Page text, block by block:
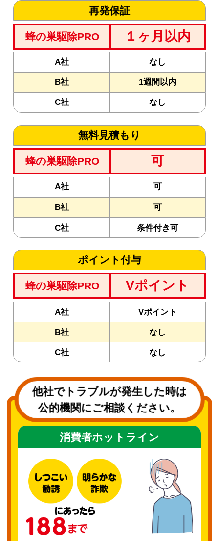
再発保証
蜂の巣駆除PRO １ヶ月以内
A社 なし
B社 1週間以内
C社 なし
無料見積もり
蜂の巣駆除PRO 可
A社 可
B社 可
C社 条件付き可
ポイント付与
蜂の巣駆除PRO Vポイント
A社 Vポイント
B社 なし
C社 なし
他社でトラブルが発生した時は
公的機関にご相談ください。
消費者ホットライン